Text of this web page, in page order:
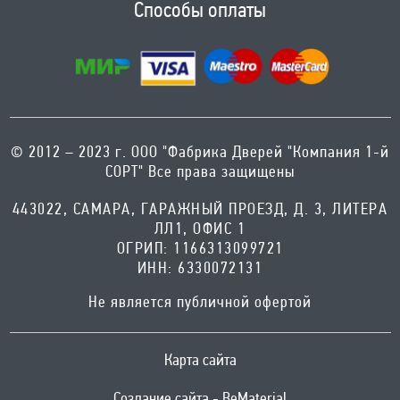
Способы оплаты
© 2012 – 2023 г. ООО "Фабрика Дверей "Компания 1-й
СОРТ" Все права защищены
443022, САМАРА, ГАРАЖНЫЙ ПРОЕЗД, Д. 3, ЛИТЕРА
ЛЛ1, ОФИС 1
ОГРИП: 1166313099721
ИНН: 6330072131
Не является публичной офертой
Карта сайта